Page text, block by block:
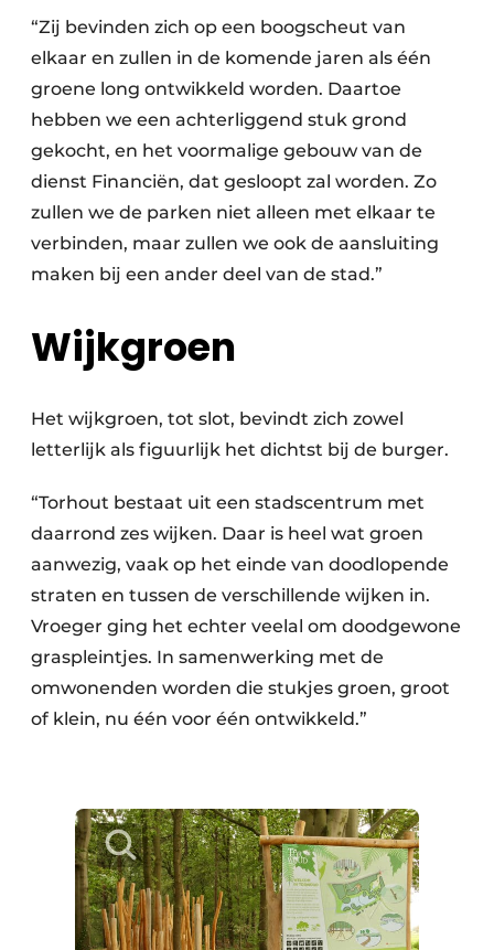
“Zij bevinden zich op een boogscheut van
elkaar en zullen in de komende jaren als één
groene long ontwikkeld worden. Daartoe
hebben we een achterliggend stuk grond
gekocht, en het voormalige gebouw van de
dienst Financiën, dat gesloopt zal worden. Zo
zullen we de parken niet alleen met elkaar te
verbinden, maar zullen we ook de aansluiting
maken bij een ander deel van de stad.”
Wijkgroen
Het wijkgroen, tot slot, bevindt zich zowel
letterlijk als figuurlijk het dichtst bij de burger.
“Torhout bestaat uit een stadscentrum met
daarrond zes wijken. Daar is heel wat groen
aanwezig, vaak op het einde van doodlopende
straten en tussen de verschillende wijken in.
Vroeger ging het echter veelal om doodgewone
graspleintjes. In samenwerking met de
omwonenden worden die stukjes groen, groot
of klein, nu één voor één ontwikkeld.”